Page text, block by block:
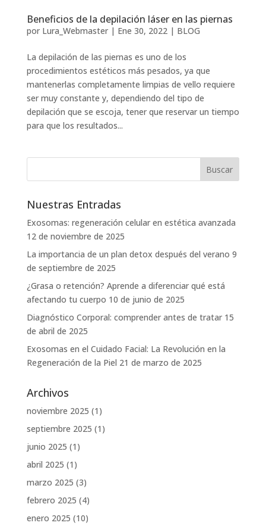
Beneficios de la depilación láser en las piernas
por Lura_Webmaster| Ene 30, 2022| BLOG
La depilación de las piernas es uno de los
procedimientos estéticos más pesados, ya que
mantenerlas completamente limpias de vello requiere
ser muy constante y, dependiendo del tipo de
depilación que se escoja, tener que reservar un tiempo
para que los resultados...
Nuestras Entradas
Exosomas: regeneración celular en estética avanzada
12 de noviembre de 2025
La importancia de un plan detox después del verano 9
de septiembre de 2025
¿Grasa o retención? Aprende a diferenciar qué está
afectando tu cuerpo 10 de junio de 2025
Diagnóstico Corporal: comprender antes de tratar 15
de abril de 2025
Exosomas en el Cuidado Facial: La Revolución en la
Regeneración de la Piel 21 de marzo de 2025
Archivos
noviembre 2025 (1)
septiembre 2025 (1)
junio 2025 (1)
abril 2025 (1)
marzo 2025 (3)
febrero 2025 (4)
enero 2025 (10)